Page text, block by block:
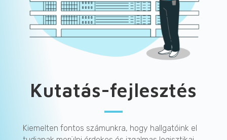
Kutatás-fejlesztés
Kiemelten fontos számunkra, hogy hallgatóink el